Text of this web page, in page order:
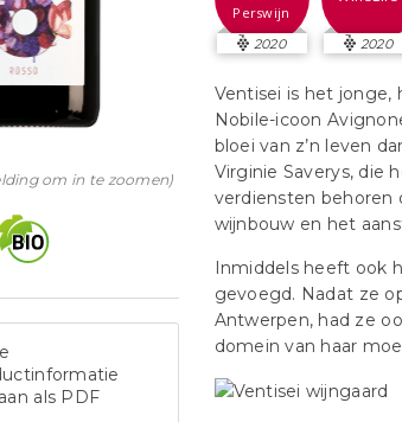
om in te zoomen)
als PDF
Perswijn
2020 2020
Ventisei is het jonge,
Nobile-icoon
bloei van z’n leven
Virginie Saverys, die
verdiensten behoren
wijnbouw en het
Inmiddels heeft ook
gevoegd. Nadat ze
Antwerpen, had ze
domein van haar